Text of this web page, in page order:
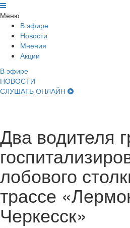
Меню
В эфире
Новости
Мнения
Акции
В эфире
НОВОСТИ
СЛУШАТЬ ОНЛАЙН
Два водителя
лобового
трассе
Черкесск»